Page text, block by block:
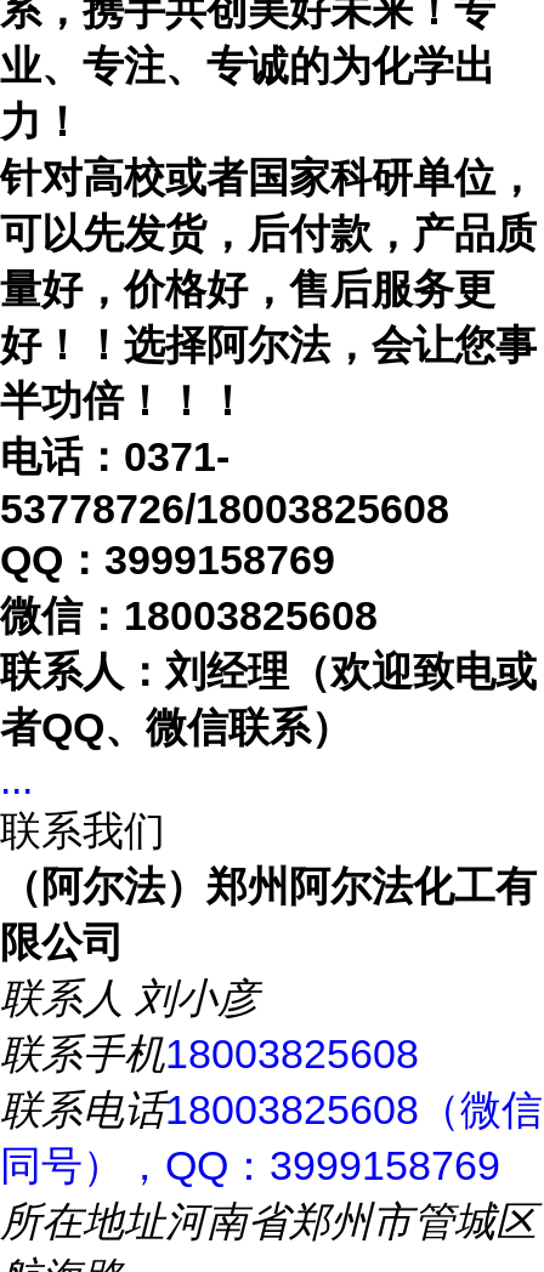
系，携手共创美好未来！专
业、专注、专诚的为化学出
力！
针对高校或者国家科研单位，
可以先发货，后付款，产品质
量好，价格好，售后服务更
好！！选择阿尔法，会让您事
半功倍！！！
电话： 0371-
53778726/18003825608
QQ：3999158769
微信： 18003825608
联系人：刘经理（欢迎致电或
者QQ、微信联系）
...
联系我们
（阿尔法）郑州阿尔法化工有
限公司
联系人 刘小彦
联系手机18003825608
联系电话18003825608（微信
同号），QQ：3999158769
所在地址河南省郑州市管城区